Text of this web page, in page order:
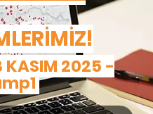
KASIM 2025 -